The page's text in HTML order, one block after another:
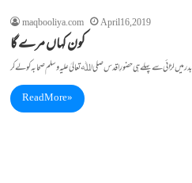
maqbooliya.com April 16, 2019
کون کہاں مرے گا
Read More »